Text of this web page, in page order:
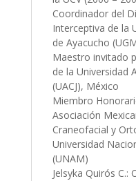
Coordinador del
Interceptiva de la
de Ayacucho
Maestro invitado
de la Universidad
(UACJ), México
Miembro
Asociación
Craneofacial y
Universidad
(UNAM)
Jelsyka Quirós